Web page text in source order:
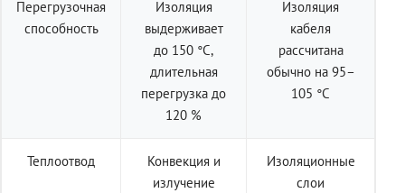
Перегрузочная
способность
Изоляция
выдерживает
до 150 °C,
длительная
перегрузка до
120 %
Изоляция
кабеля
рассчитана
обычно на 95–
105 °C
Теплоотвод
Конвекция и
излучение
Изоляционные
слои